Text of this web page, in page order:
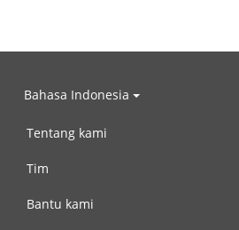
Bahasa Indonesia
Tentang kami
Tim
Bantu kami